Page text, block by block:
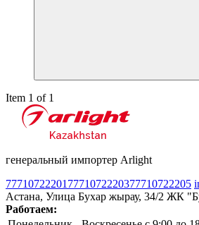
Item 1 of 1
генеральный импортер Arlight
77710722201 7771072220377710722205
Астана, Улица Бухар жырау, 34/2 ЖК
Работаем: